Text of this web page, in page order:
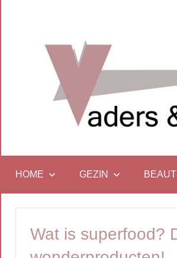
omdat
iedereen
hulp
HOME GEZIN
Wat is superfood?